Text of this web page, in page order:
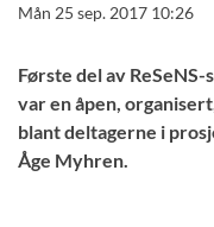
Mån 25 sep. 2017 10:26
Første del av
var en åpen,
blant deltagerne i
Åge Myhren.